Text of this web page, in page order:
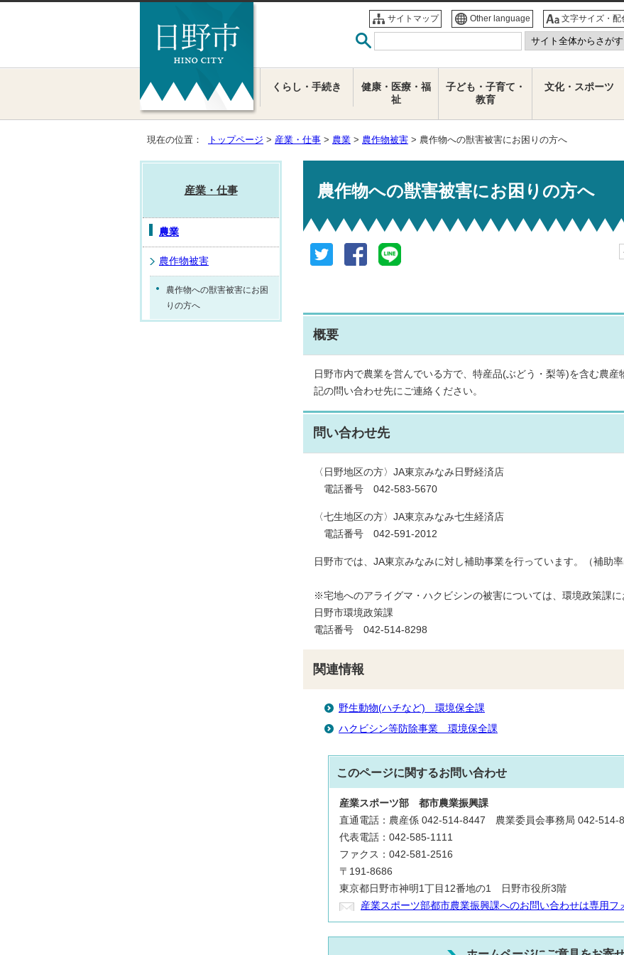
サイトマップ Other language 文字サイズ・配
くらし・手続き
健康・医療・福
祉
子ども・子育て・
教育
文化・スポーツ
現在の位置： トップページ > 産業・仕事 > 農業 > 農作物被害 > 農作物への獣害被害にお困りの方へ
農作物への獣害被害にお困りの方へ
概要
日野市内で農業を営んでいる方で、特産品(ぶどう・梨等)を含む農
記の問い合わせ先にご連絡ください。
問い合わせ先
〈日野地区の方〉JA東京みなみ日野経済店
電話番号 042-583-5670
〈七生地区の方〉JA東京みなみ七生経済店
電話番号 042-591-2012
日野市では、JA東京みなみに対し補助事業を行っています。（補助
※宅地へのアライグマ・ハクビシンの被害については、環境政策課に
日野市環境政策課
電話番号 042-514-8298
関連情報
野生動物(ハチなど) 環境保全課
ハクビシン等防除事業 環境保全課
このページに関するお問い合わせ
産業スポーツ部 都市農業振興課
直通電話：農産係 042-514-8447 農業委員会事務局 042-514-
代表電話：042-585-1111
ファクス：042-581-2516
〒191-8686
東京都日野市神明1丁目12番地の1 日野市役所3階
産業スポーツ部都市農業振興課へのお問い合わせは専用フ
産業・仕事
農業
農作物被害
農作物への獣害被害にお困
りの方へ